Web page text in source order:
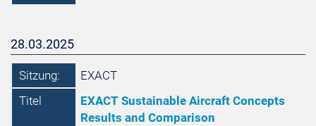
28.03.2025
Sitzung:
EXACT
Titel
EXACT Sustainable Aircraft Concepts
Results and Comparison